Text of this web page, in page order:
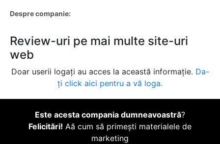
Despre companie:
Review-uri pe mai multe site-uri
web
Doar userii logați au acces la această informație. Da-
ți click aici pentru a vă loga.
Este acesta compania dumneavoastră?
Felicitări! Aă cum să primești materialele de
marketing